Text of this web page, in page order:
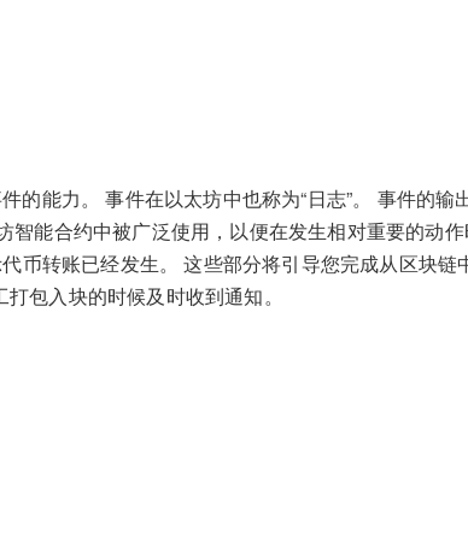
的能力。 事件在以太坊中也称为“日志”。 事件的输
智能合约中被广泛使用，以便在发生相对重要的动
币转账已经发生。 这些部分将引导您完成从区块链
包入块的时候及时收到通知。